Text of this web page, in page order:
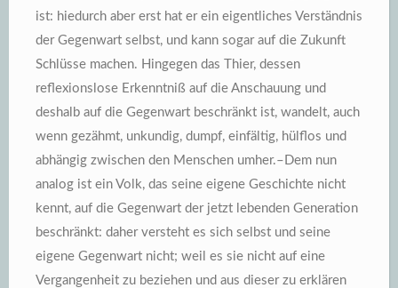
ist: hiedurch aber erst hat er ein eigentliches Verständnis
der Gegenwart selbst, und kann sogar auf die Zukunft
Schlüsse machen. Hingegen das Thier, dessen
reflexionslose Erkenntniß auf die Anschauung und
deshalb auf die Gegenwart beschränkt ist, wandelt, auch
wenn gezähmt, unkundig, dumpf, einfältig, hülflos und
abhängig zwischen den Menschen umher.–Dem nun
analog ist ein Volk, das seine eigene Geschichte nicht
kennt, auf die Gegenwart der jetzt lebenden Generation
beschränkt: daher versteht es sich selbst und seine
eigene Gegenwart nicht; weil es sie nicht auf eine
Vergangenheit zu beziehen und aus dieser zu erklären